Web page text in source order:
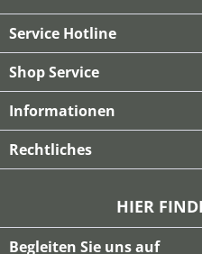
Service Hotline
Shop Service
Informationen
Rechtliches
HIER
Begleiten Sie uns auf